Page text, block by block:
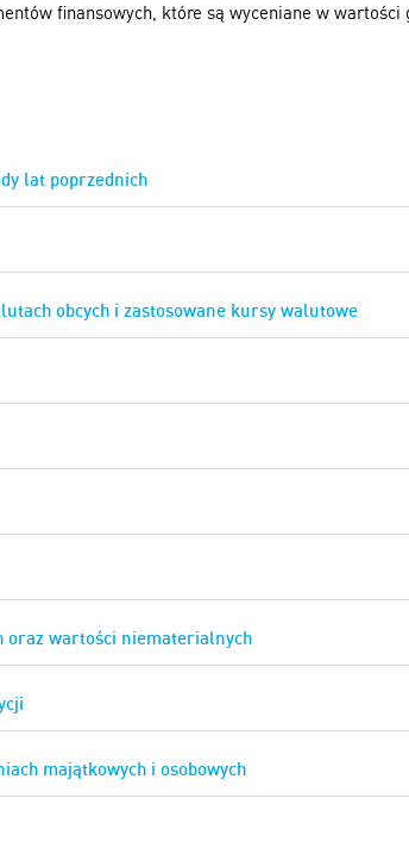
finansowych, które są wyceniane w wartości
lat poprzednich
obcych i zastosowane kursy walutowe
oraz wartości niematerialnych
majątkowych i osobowych